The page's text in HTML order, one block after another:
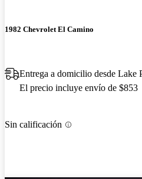
1982 Chevrolet El Camino
Entrega a domicilio desde Lake
El precio incluye envío de $853
Sin calificación